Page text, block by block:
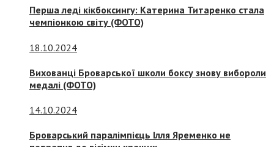
Перша леді кікбоксингу: Катерина Титаренко стала
чемпіонкою світу (ФОТО)
18.10.2024
Вихованці Броварської школи боксу знову вибороли
медалі (ФОТО)
14.10.2024
Броварський паралімпієць Ілля Яременко не